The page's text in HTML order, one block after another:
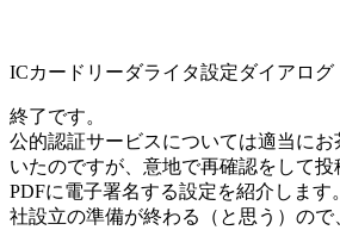
ICカードリーダライタ設定ダイアログ
終了です。
公的認証サービスについては適当に
いたのですが、意地で再確認をして
PDFに電子署名する設定を紹介します
社設立の準備が終わる（と思う）ので